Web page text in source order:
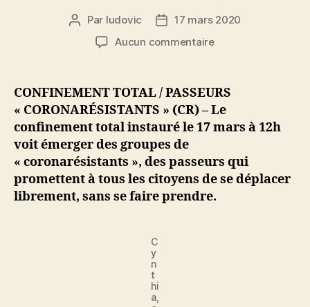
Auteur
l’article
Par ludovic
Date17 mars 2020
Aucun commentairesur
:
réseaux
de
les
« coronarésistants
CONFINEMENT TOTAL / PASSEURS
« CORONARÉSISTANTS » (CR) – Le
confinement total instauré le 17 mars à 12h
voit émerger des groupes de
« coronarésistants », des passeurs qui
promettent à tous les citoyens de se déplacer
librement, sans se faire prendre.
C
y
n
t
hi
a,